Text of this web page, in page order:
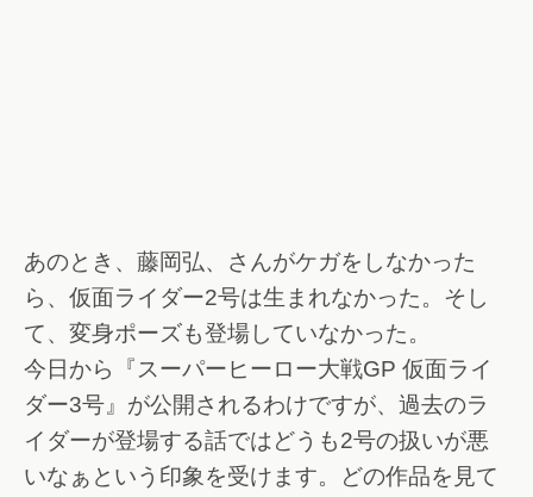
あのとき、藤岡弘、さんがケガをしなかった
ら、仮面ライダー2号は生まれなかった。そし
て、変身ポーズも登場していなかった。
今日から『スーパーヒーロー大戦GP 仮面ライ
ダー3号』が公開されるわけですが、過去のラ
イダーが登場する話ではどうも2号の扱いが悪
いなぁという印象を受けます。どの作品を見て